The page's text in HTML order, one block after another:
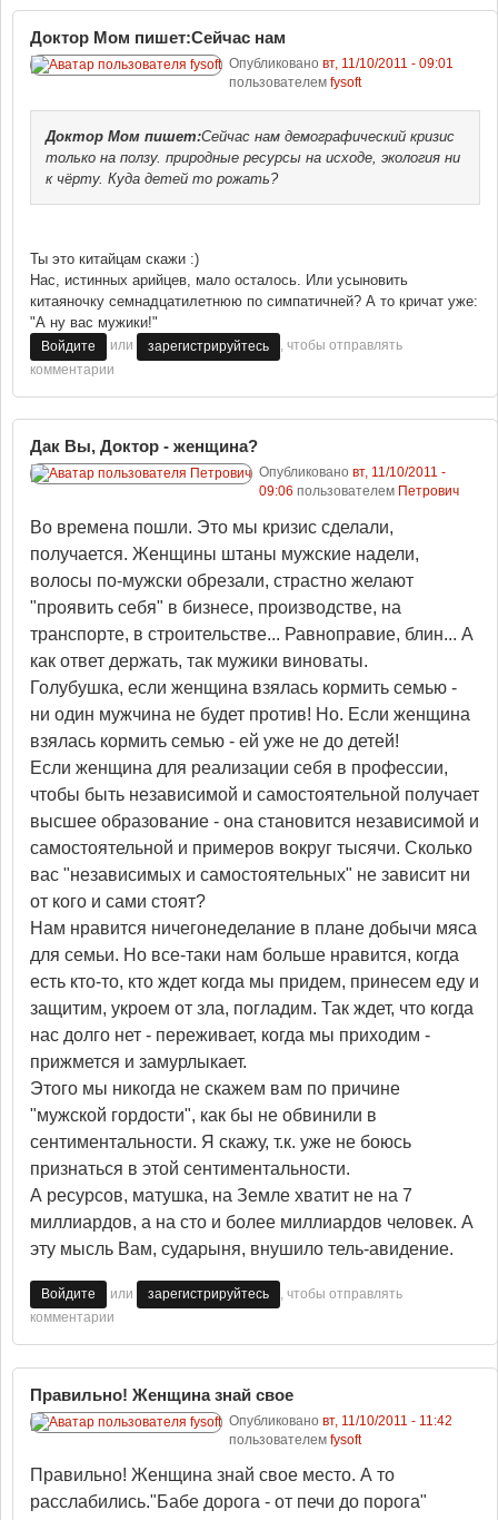
Доктор Мом пишет:Сейчас нам
Опубликовано вт, 11/10/2011 - 09:01
пользователем fysoft
Доктор Мом пишет:Сейчас нам демографический кризис
только на ползу. природные ресурсы на исходе, экология ни
к чёрту. Куда детей то рожать?
Ты это китайцам скажи :)
Нас, истинных арийцев, мало осталось. Или усыновить
китаяночку семнадцатилетнюю по симпатичней? А то кричат уже:
"А ну вас мужики!"
Войдите или зарегистрируйтесь
, чтобы отправлять
комментарии
Дак Вы, Доктор - женщина?
Опубликовано вт, 11/10/2011 -
09:06 пользователем Петрович
Во времена пошли. Это мы кризис сделали,
получается. Женщины штаны мужские надели,
волосы по-мужски обрезали, страстно желают
"проявить себя" в бизнесе, производстве, на
транспорте, в строительстве... Равноправие, блин... А
как ответ держать, так мужики виноваты.
Голубушка, если женщина взялась кормить семью -
ни один мужчина не будет против! Но. Если женщина
взялась кормить семью - ей уже не до детей!
Если женщина для реализации себя в профессии,
чтобы быть независимой и самостоятельной получает
высшее образование - она становится независимой и
самостоятельной и примеров вокруг тысячи. Сколько
вас "независимых и самостоятельных" не зависит ни
от кого и сами стоят?
Нам нравится ничегонеделание в плане добычи мяса
для семьи. Но все-таки нам больше нравится, когда
есть кто-то, кто ждет когда мы придем, принесем еду и
защитим, укроем от зла, погладим. Так ждет, что когда
нас долго нет - переживает, когда мы приходим -
прижмется и замурлыкает.
Этого мы никогда не скажем вам по причине
"мужской гордости", как бы не обвинили в
сентиментальности. Я скажу, т.к. уже не боюсь
признаться в этой сентиментальности.
А ресурсов, матушка, на Земле хватит не на 7
миллиардов, а на сто и более миллиардов человек. А
эту мысль Вам, сударыня, внушило тель-авидение.
Войдите или зарегистрируйтесь
, чтобы отправлять
комментарии
Правильно! Женщина знай свое
Опубликовано вт, 11/10/2011 - 11:42
пользователем fysoft
Правильно! Женщина знай свое место. А то
расслабились."Бабе дорога - от печи до порога"